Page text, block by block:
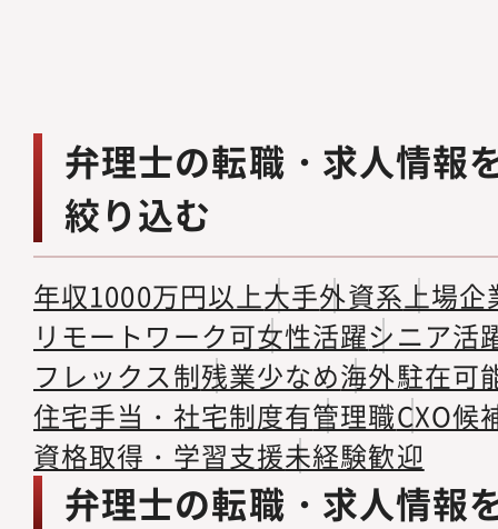
弁理士の転職・求人情報
絞り込む
年収1000万円以上大手外資系上場企
リモートワーク可女性活躍シニア活
フレックス制残業少なめ海外駐在可
住宅手当・社宅制度有管理職CXO候
資格取得・学習支援未経験歓迎
弁理士の転職・求人情報